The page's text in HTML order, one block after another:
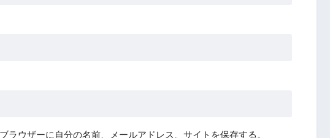
ラウザーに自分の名前、メールアドレス、サイトを保存する。